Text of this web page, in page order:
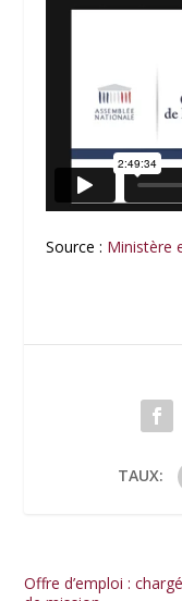
Source : Ministère
TAUX:
Offre d’emploi :